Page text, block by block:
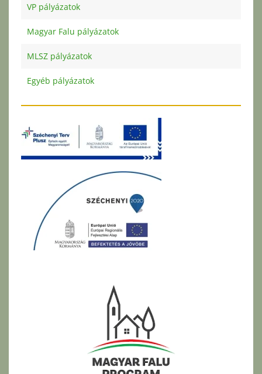
VP pályázatok
Magyar Falu pályázatok
MLSZ pályázatok
Egyéb pályázatok